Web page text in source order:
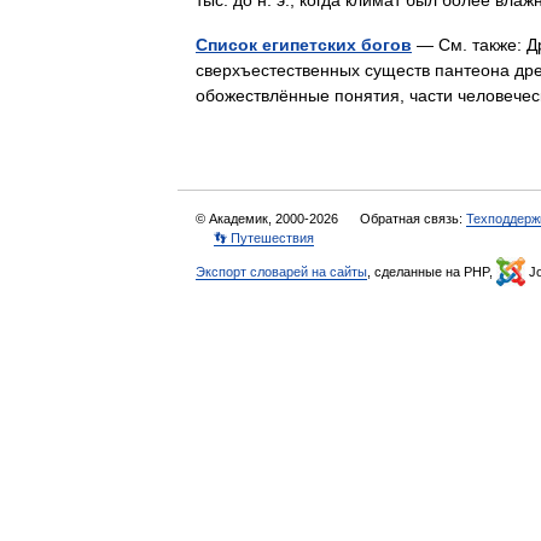
Список египетских богов — См. также:
сверхъестественных существ пантеона
обожествлённые понятия, части
© Академик, 2000-2026 Обратная связь:
👣 Путешествия
Экспорт словарей на сайты , сделанные на PHP,